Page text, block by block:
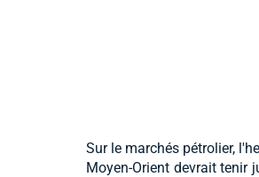
Sur le marchés pétrolier,
Moyen-Orient devrait tenir